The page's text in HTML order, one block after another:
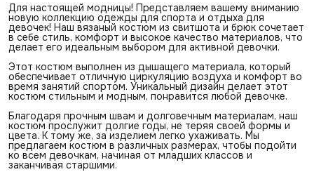
Для настоящей модницы! Представляем вашему вниманию
новую коллекцию одежды для спорта и отдыха для
девочек! Наш вязаный костюм из свитшота и брюк сочетает
в себе стиль, комфорт и высокое качество материалов, что
делает его идеальным выбором для активной девочки.
Этот костюм выполнен из дышащего материала, который
обеспечивает отличную циркуляцию воздуха и комфорт во
время занятий спортом. Уникальный дизайн делает этот
костюм стильным и модным, понравится любой девочке.
Благодаря прочным швам и долговечным материалам, наш
костюм прослужит долгие годы, не теряя своей формы и
цвета. К тому же, за изделием легко ухаживать. Мы
предлагаем костюм в различных размерах, чтобы подойти
ко всем девочкам, начиная от младших классов и
заканчивая старшими.